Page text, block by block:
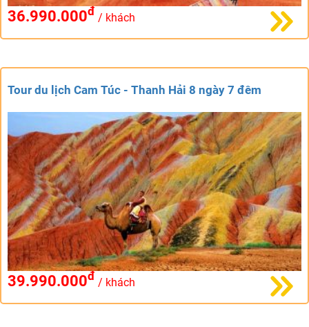
36.990.000đ / khách
Tour du lịch Cam Túc - Thanh Hải 8 ngày 7 đêm
39.990.000đ / khách